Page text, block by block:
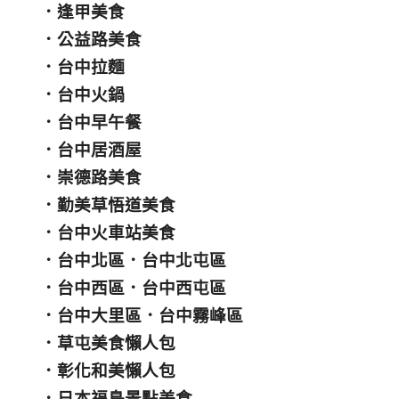
．逢甲美食
．公益路美食
． 台中拉麵
． 台中火鍋
． 台中早午餐
． 台中居酒屋
． 崇德路美食
．勤美草悟道美食
． 台中火車站美食
． 台中北區 ． 台中北屯區
． 台中西區 ． 台中西屯區
． 台中大里區 ． 台中霧峰區
． 草屯美食懶人包
．彰化和美懶人包